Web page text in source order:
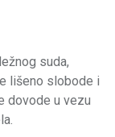
suda,
lišeno slobode i
dovode u vezu